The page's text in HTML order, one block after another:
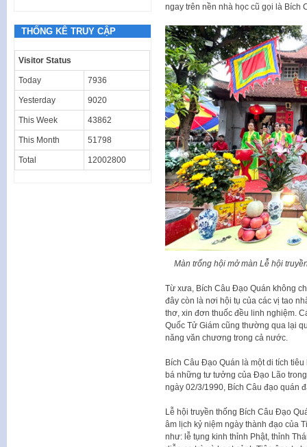
ngay trên nền nhà học cũ gọi là Bích
Màn trống hội mở màn Lễ hội
Từ xưa, Bích Câu Đạo Quán không
đây còn là nơi hội tụ của các vị tao
thơ, xin đơn thuốc đều linh nghiệm.
Quốc Tử Giám cũng thường qua lại
năng văn chương trong cả nước.
Bích Câu Đạo Quán là một di tích
bá những tư tưởng của Đạo Lão
ngày 02/3/1990, Bích Câu đạo quán
Lễ hội truyền thống Bích Câu Đạo
âm lịch kỷ niệm ngày thành đạo của
như: lễ tụng kinh thỉnh Phật, thỉnh
THỐNG KÊ TRUY CẬP
Visitor Status
Today 7936
Yesterday 9020
This Week 43862
This Month 51798
Total 12002800